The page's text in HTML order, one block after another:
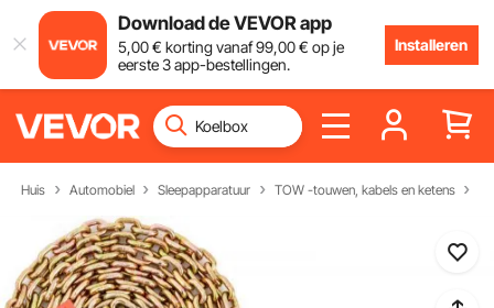
Download de VEVOR app
5,00€ korting vanaf99,00€ op je
eerste 3 app-bestellingen.
Installeren
Huis Automobiel Sleepapparatuur TOW -touwen, kabels en ketens